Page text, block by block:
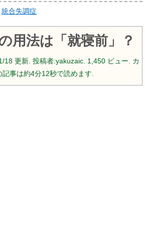
統合失調症
用法は「就寝前」？
18 更新. 投稿者:yakuzaic. 1,450 ビュー. カ
記事は約4分12秒で読めます.